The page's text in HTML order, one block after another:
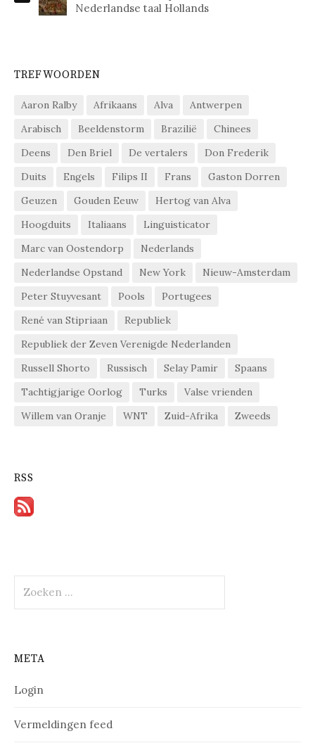
Nederlandse taal Hollands
TREFWOORDEN
Aaron Ralby Afrikaans Alva
Antwerpen
Arabisch
Beeldenstorm Brazilië
Chinees
Deens
Den Briel De vertalers
Don Frederik
Duits
Engels Filips II Frans
Gaston Dorren
Geuzen
Gouden Eeuw
Hertog van Alva
Hoogduits
Italiaans
Linguisticator
Marc van Oostendorp
Nederlands
Nederlandse Opstand
New York
Nieuw-Amsterdam
Peter Stuyvesant
Pools
Portugees
René van Stipriaan
Republiek
Republiek der Zeven Verenigde Nederlanden
Russell Shorto
Russisch Selay Pamir
Spaans
Tachtigjarige Oorlog
Turks
Valse vrienden
Willem van Oranje
WNT Zuid-Afrika Zweeds
RSS
naar:
META
Login
Vermeldingen feed